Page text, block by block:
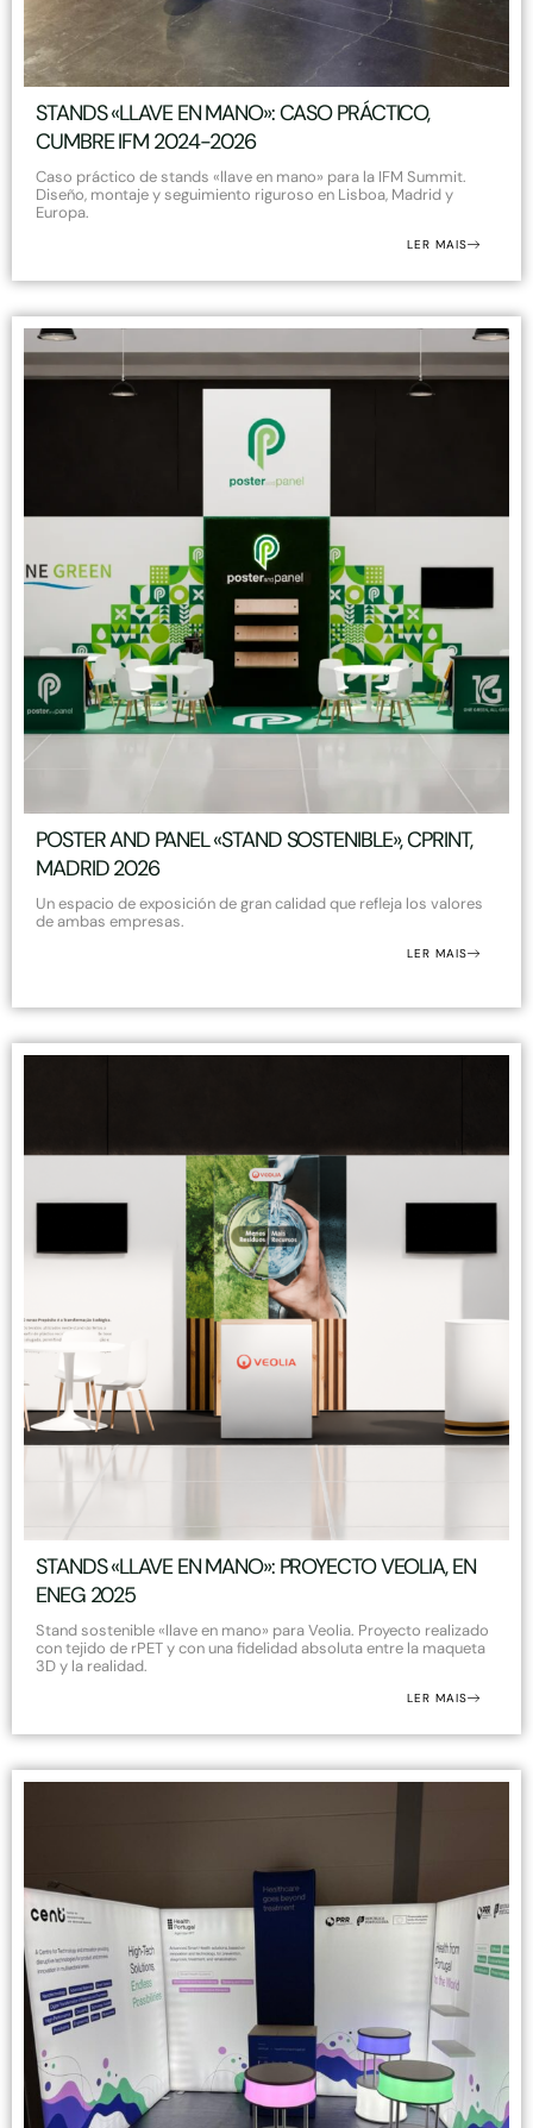
STANDS «LLAVE EN MANO»: CASO PRÁCTICO,
CUMBRE IFM 2024-2026
Caso práctico de stands «llave en mano» para la IFM Summit.
Diseño, montaje y seguimiento riguroso en Lisboa, Madrid y
Europa.
LER MAIS
POSTER AND PANEL «STAND SOSTENIBLE», CPRINT,
MADRID 2026
Un espacio de exposición de gran calidad que refleja los valores
de ambas empresas.
LER MAIS
STANDS «LLAVE EN MANO»: PROYECTO VEOLIA, EN
ENEG 2025
Stand sostenible «llave en mano» para Veolia. Proyecto realizado
con tejido de rPET y con una fidelidad absoluta entre la maqueta
3D y la realidad.
LER MAIS